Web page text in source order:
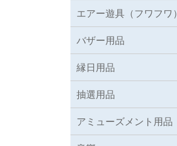
エアー遊具（フワフワ）
バザー用品
縁日用品
抽選用品
アミューズメント用品